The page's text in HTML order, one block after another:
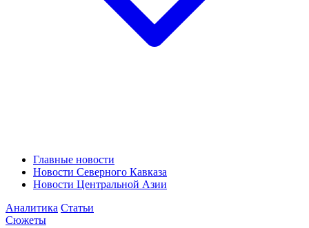
Главные новости
Новости Северного Кавказа
Новости Центральной Азии
Аналитика Статьи
Сюжеты